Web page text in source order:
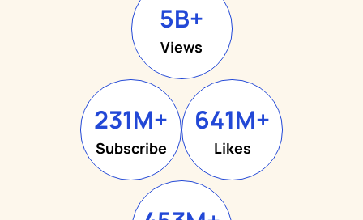
5B+
Views
231M+
Subscribe
641M+
Likes